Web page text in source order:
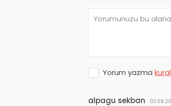
Yorum yazma
alpagu sekban